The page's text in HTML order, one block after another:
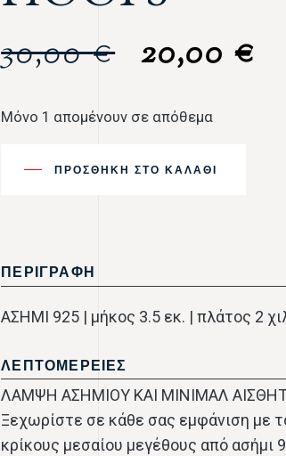
30,00€ 20,00€
Μόνο 1 απομένουν σε απόθεμα
ΠΡΟΣΘΉΚΗ ΣΤΟ ΚΑΛΆΘΙ
ΠΕΡΙΓΡΑΦΗ
ΑΣΗΜΙ 925 | μήκος 3.5 εκ. | πλάτος 2
ΛΕΠΤΟΜΕΡΕΙΕΣ
ΛΑΜΨΗ ΑΣΗΜΙΟΥ ΚΑΙ ΜΙΝΙΜΑΛ
Ξεχωρίστε σε κάθε σας εμφάνιση με
κρίκους μεσαίου μεγέθους από ασήμι